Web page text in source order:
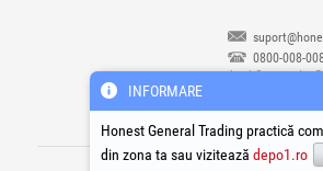
0800-008-
Apel Gratuit din
HGT
INFORMARE
Honest General Trading practică
din zona ta sau vizitează depo1.ro